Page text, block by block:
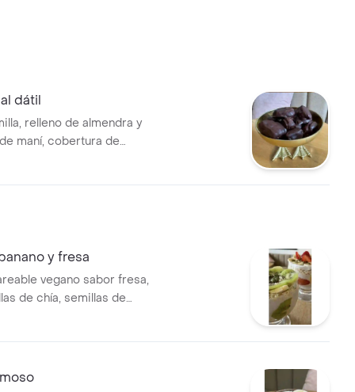
dátil
relleno de almendra y
maní, cobertura de
sin azúcar añadido
y fresa
vegano sabor fresa,
de chía, semillas de
de banano y fresa.